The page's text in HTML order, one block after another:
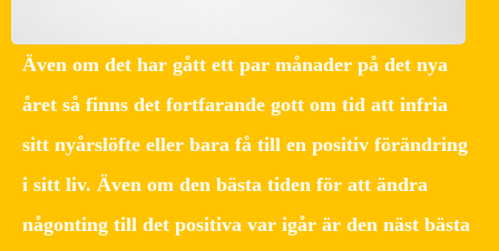
Även om det har gått ett par månader på det nya
året så finns det fortfarande gott om tid att infria
sitt nyårslöfte eller bara få till en positiv förändring
i sitt liv. Även om den bästa tiden för att ändra
någonting till det positiva var igår är den näst bästa